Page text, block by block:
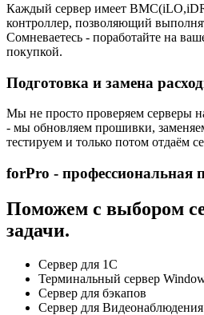
Каждый сервер имеет
контроллер, позволяющий
Сомневаетесь - поработайте на
покупкой.
Подготовка и замена
Мы не просто проверяем серверы
- мы обновляем прошивки,
тестируем и только потом отдаём
forPro - профессиональная
Поможем с выбором
задачи.
Сервер для 1С
Терминальный сервер
Сервер для бэкапов
Сервер для Видеонаблюдения